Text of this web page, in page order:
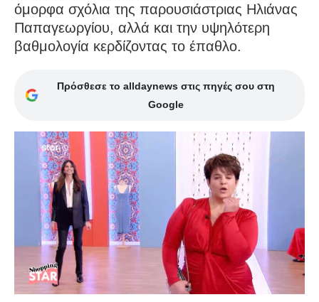
όμορφα σχόλια της παρουσιάστριας Ηλιάνας
Παπαγεωργίου, αλλά και την υψηλότερη
βαθμολογία κερδίζοντας το έπαθλο.
Πρόσθεσε το alldaynews στις πηγές σου στη
Google